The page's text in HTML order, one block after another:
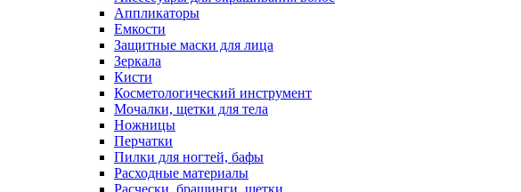
Аппликаторы
Емкости
Защитные маски для лица
Зеркала
Кисти
Косметологический инструмент
Мочалки, щетки для тела
Ножницы
Перчатки
Пилки для ногтей, бафы
Расходные материалы